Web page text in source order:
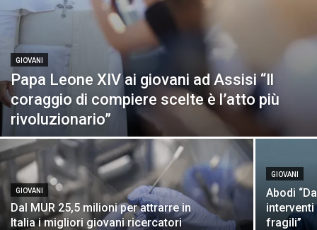
GIOVANI
Papa Leone XIV ai giovani ad Assisi “Il
coraggio di compiere scelte è l’atto più
rivoluzionario”
GIOVANI
Dal MUR 25,5 milioni per attrarre in
Italia i migliori giovani ricercatori
GIOVANI
Abodi
fragili”